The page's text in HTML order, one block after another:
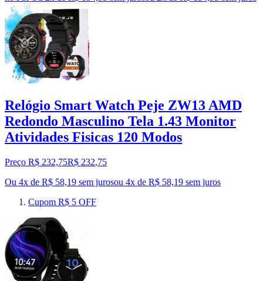
Relógio Smart Watch Peje ZW13 AMD
Redondo Masculino Tela 1.43 Monitor
Atividades Fisicas 120 Modos
Preço R$ 232,75R$ 232,75
Ou 4x de R$ 58,19 sem jurosou 4x de R$ 58,19 sem juros
Cupom R$ 5 OFF